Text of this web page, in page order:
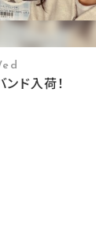
ド入荷！